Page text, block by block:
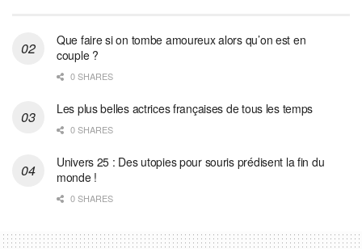
Que faire si on tombe amoureux alors qu’on est en
couple ?
0 SHARES
Les plus belles actrices françaises de tous les temps
0 SHARES
Univers 25 : Des utopies pour souris prédisent la fin du
monde !
0 SHARES